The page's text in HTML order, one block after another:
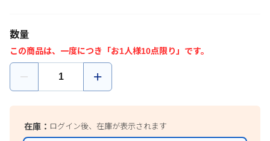
数量
この商品は、一度につき「お1人様10点限り」です。
在庫： ログイン後、在庫が表示されます